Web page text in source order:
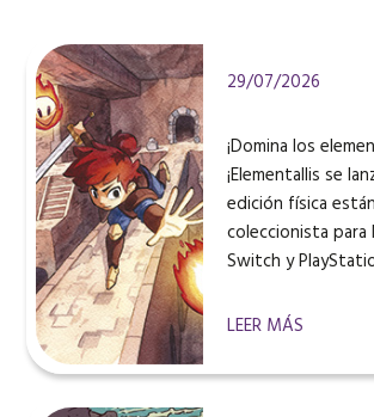
29/07/2026
¡Domina los
¡Elementallis se
edición física
coleccionista
Switch y
LEER MÁS